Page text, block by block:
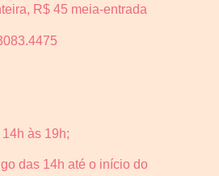
R$ 45 meia-entrada
às 19h;
das 14h até o início do